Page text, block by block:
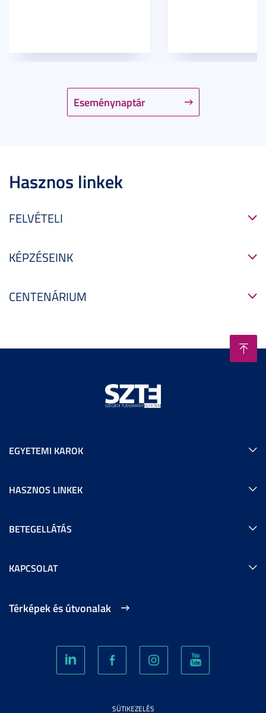
Eseménynaptár
Hasznos linkek
FELVÉTELI
KÉPZÉSEINK
CENTENÁRIUM
EGYETEMI KAROK
HASZNOS LINKEK
BETEGELLÁTÁS
KAPCSOLAT
Térképek és útvonalak
SÜTIKEZELÉS